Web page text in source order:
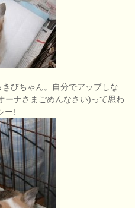
びちゃん。自分でアップしな
ーナさまごめんなさい)って思わ
ー!